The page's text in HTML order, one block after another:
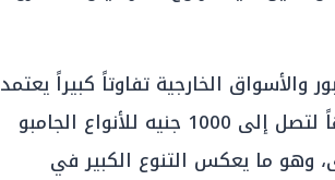
الخارجية تفاوتاً كبيراً يعتمد
على الحجم، حيث بدأت الأسعار من 250 جنيهاً لتصل إلى 1000 جنيه للأنواع الجامبو
وهو ما يعكس التنوع الكبير في